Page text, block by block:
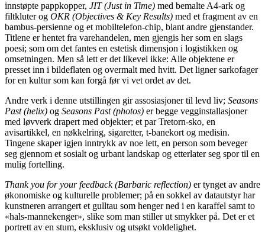
innstøpte pappkopper, JIT (Just in Time) med bemalte A4-ark og
filtkluter og OKR (Objectives & Key Results) med et fragment av en
bambus-persienne og et mobiltelefon-chip, blant andre gjenstander.
Titlene er hentet fra varehandelen, men gjengis her som en slags
poesi; som om det fantes en estetisk dimensjon i logistikken og
omsetningen. Men så lett er det likevel ikke: Alle objektene er
presset inn i bildeflaten og overmalt med hvitt. Det ligner sarkofager
for en kultur som kan forgå før vi vet ordet av det.
Andre verk i denne utstillingen gir assosiasjoner til levd liv; Seasons
Past (helix) og Seasons Past (photos) er begge vegginstallasjoner
med løvverk drapert med objekter; et par Tretorn-sko, en
avisartikkel, en nøkkelring, sigaretter, t-banekort og medisin.
Tingene skaper igjen inntrykk av noe lett, en person som beveger
seg gjennom et sosialt og urbant landskap og etterlater seg spor til en
mulig fortelling.
Thank you for your feedback (Barbaric reflection) er tynget av andre
økonomiske og kulturelle problemer; på en sokkel av datautstyr har
kunstneren arrangert et gulltau som henger ned i en karaffel samt to
«hals-mannekenger», slike som man stiller ut smykker på. Det er et
portrett av en stum, eksklusiv og utsøkt voldelighet.